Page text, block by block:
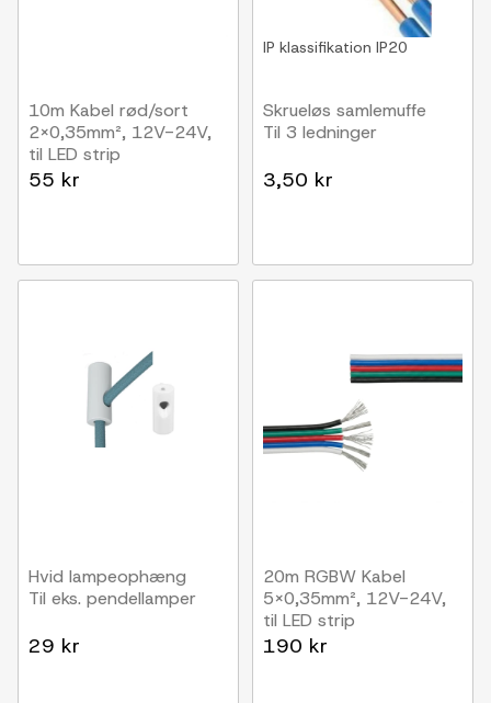
10m Kabel rød/sort
2x0,35mm², 12V-24V,
til LED strip
55 kr
IP klassifikation IP20
Skrueløs samlemuffe
Til 3 ledninger
3,50 kr
Hvid lampeophæng
Til eks. pendellamper
29 kr
20m RGBW Kabel
5x0,35mm², 12V-24V,
til LED strip
190 kr